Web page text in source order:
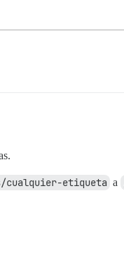
cualquier-etiqueta a